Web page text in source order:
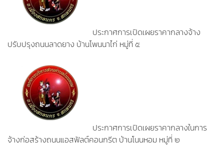
ประกาศการเปิดเผยราคากลางจ้าง
ปรับปรุงถนนลาดยาง บ้านโพนนาไก่ หมู่ที่ ๕
ประกาศการเปิดเผยราคากลางในการ
จ้างก่อสร้างถนนแอสฟัลต์คอนกรีต บ้านโนนหอม หมู่ที่ ๒